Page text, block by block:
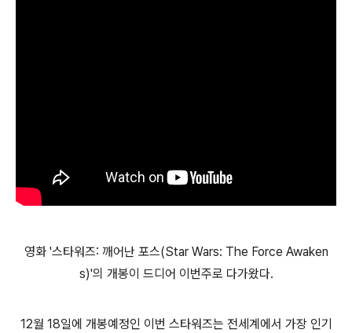
영화 '스타워즈: 깨어난 포스(Star Wars: The Force Awaken
s)'의 개봉이 드디어 이번주로 다가왔다.
12월 18일에 개봉예정인 이번 스타워즈는 전세계에서 가장 인기